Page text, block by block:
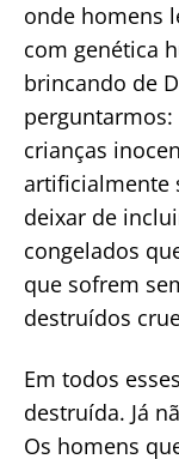
onde homens
com genética
brincando de
crianças
artificialmente
deixar de
congelados
que sofrem
destruídos
Em todos
destruída. Já
Os homens